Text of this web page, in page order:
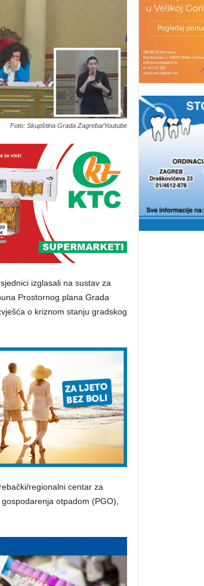
Foto: Skupština Grada Zagreba/Youtube
izglasali na sustav za
Prostornog plana Grada
o kriznom stanju gradskog
regionalni centar za
otpadom (PGO),